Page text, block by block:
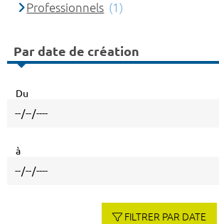
Professionnels (1)
Par date de création
Du
à
FILTRER PAR DATE